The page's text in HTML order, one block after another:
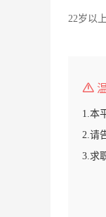
22岁以
1.本
2.请
3.求